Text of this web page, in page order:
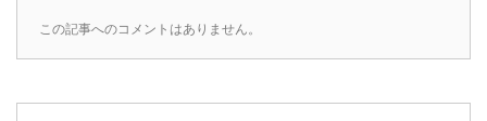
この記事へのコメントはありません。